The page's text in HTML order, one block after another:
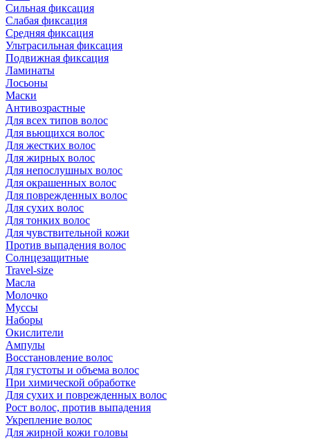
Сильная фиксация
Слабая фиксация
Средняя фиксация
Ультрасильная фиксация
Подвижная фиксация
Ламинаты
Лосьоны
Маски
Антивозрастные
Для всех типов волос
Для вьющихся волос
Для жестких волос
Для жирных волос
Для непослушных волос
Для окрашенных волос
Для поврежденных волос
Для сухих волос
Для тонких волос
Для чувствительной кожи
Против выпадения волос
Солнцезащитные
Travel-size
Масла
Молочко
Муссы
Наборы
Окислители
Ампулы
Восстановление волос
Для густоты и объема волос
При химической обработке
Для сухих и поврежденных волос
Рост волос, против выпадения
Укрепление волос
Для жирной кожи головы